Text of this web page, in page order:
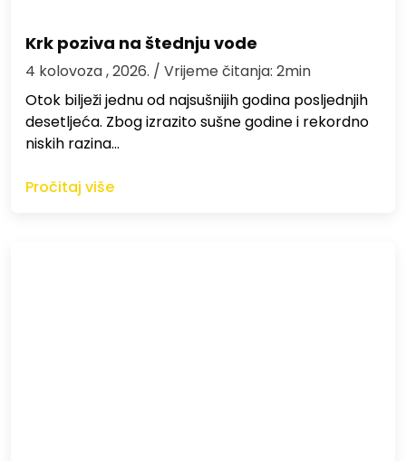
Krk poziva na štednju vode
4 kolovoza , 2026. / Vrijeme čitanja: 2min
Otok bilježi jednu od najsušnijih godina posljednjih
desetljeća. Zbog izrazito sušne godine i rekordno
niskih razina…
Pročitaj više